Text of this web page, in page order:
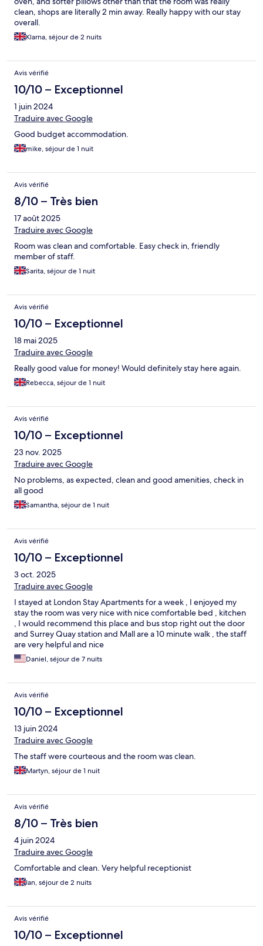
clean, shops are literally 2 min away. Really happy with our stay
overall.
Klarna, séjour de 2 nuits
Avis vérifié
10/10 – Exceptionnel
1 juin 2024
Traduire avec Google
Good budget accommodation.
mike, séjour de 1 nuit
Avis vérifié
8/10 – Très bien
17 août 2025
Traduire avec Google
Room was clean and comfortable. Easy check in, friendly
member of staff.
Sarita, séjour de 1 nuit
Avis vérifié
10/10 – Exceptionnel
18 mai 2025
Traduire avec Google
Really good value for money! Would definitely stay here again.
Rebecca, séjour de 1 nuit
Avis vérifié
10/10 – Exceptionnel
23 nov. 2025
Traduire avec Google
No problems, as expected, clean and good amenities, check in
all good
Samantha, séjour de 1 nuit
Avis vérifié
10/10 – Exceptionnel
3 oct. 2025
Traduire avec Google
I stayed at London Stay Apartments for a week , I enjoyed my
stay the room was very nice with nice comfortable bed , kitchen
, I would recommend this place and bus stop right out the door
and Surrey Quay station and Mall are a 10 minute walk , the staff
are very helpful and nice
Daniel, séjour de 7 nuits
Avis vérifié
10/10 – Exceptionnel
13 juin 2024
Traduire avec Google
The staff were courteous and the room was clean.
Martyn, séjour de 1 nuit
Avis vérifié
8/10 – Très bien
4 juin 2024
Traduire avec Google
Comfortable and clean. Very helpful receptionist
Ian, séjour de 2 nuits
Avis vérifié
10/10 – Exceptionnel